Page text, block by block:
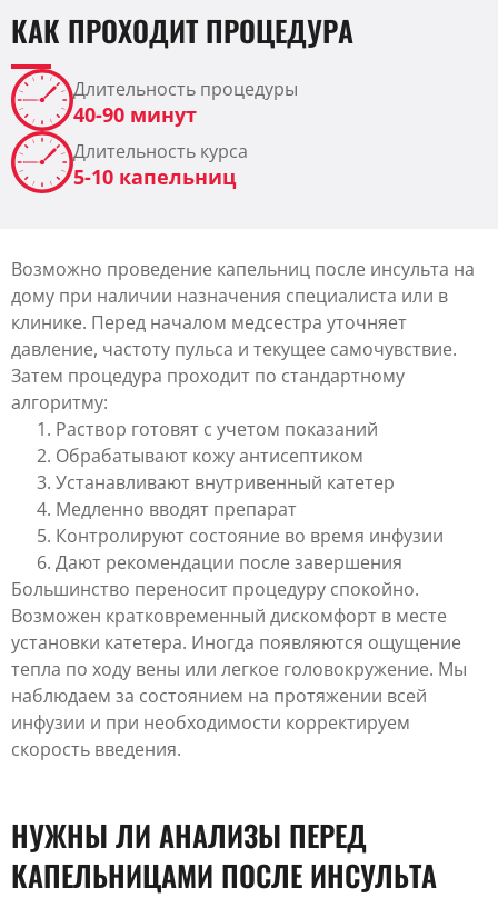
КАК ПРОХОДИТ ПРОЦЕДУРА
Длительность процедуры
40-90 минут
Длительность курса
5-10 капельниц
Возможно проведение капельниц после инсульта на
дому при наличии назначения специалиста или в
клинике. Перед началом медсестра уточняет
давление, частоту пульса и текущее самочувствие.
Затем процедура проходит по стандартному
алгоритму:
Раствор готовят с учетом показаний
Обрабатывают кожу антисептиком
Устанавливают внутривенный катетер
Медленно вводят препарат
Контролируют состояние во время инфузии
Дают рекомендации после завершения
Большинство переносит процедуру спокойно.
Возможен кратковременный дискомфорт в месте
установки катетера. Иногда появляются ощущение
тепла по ходу вены или легкое головокружение. Мы
наблюдаем за состоянием на протяжении всей
инфузии и при необходимости корректируем
скорость введения.
НУЖНЫ ЛИ АНАЛИЗЫ ПЕРЕД
КАПЕЛЬНИЦАМИ ПОСЛЕ ИНСУЛЬТА